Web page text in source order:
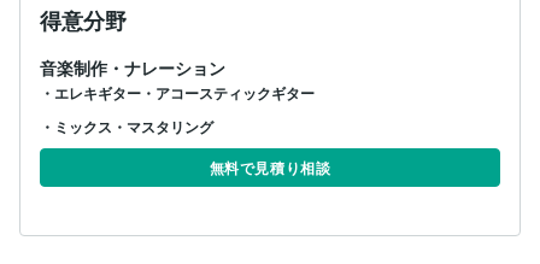
得意分野
音楽制作・ナレーション
・エレキギター・アコースティックギター
・ミックス・マスタリング
無料で見積り相談